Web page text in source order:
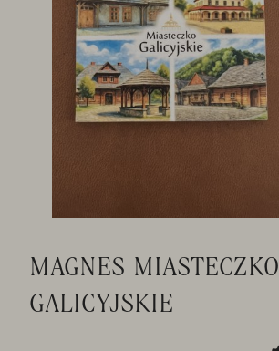
MAGNES MIASTECZKO
GALICYJSKIE